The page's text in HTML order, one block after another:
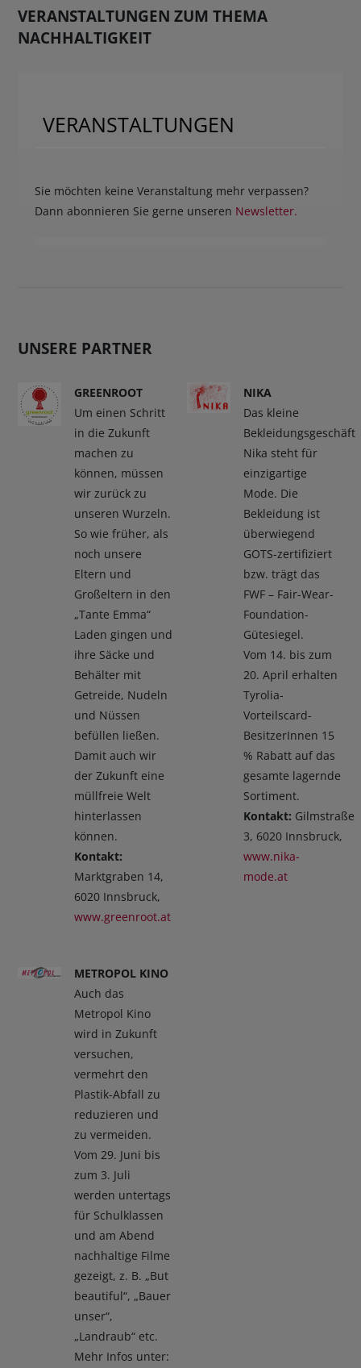
VERANSTALTUNGEN ZUM THEMA
NACHHALTIGKEIT
VERANSTALTUNGEN
Sie möchten keine Veranstaltung mehr verpassen?
Dann abonnieren Sie gerne unseren Newsletter.
UNSERE PARTNER
GREENROOT
Um einen Schritt
in die Zukunft
machen zu
können, müssen
wir zurück zu
unseren Wurzeln.
So wie früher, als
noch unsere
Eltern und
Großeltern in den
„Tante Emma“
Laden gingen und
ihre Säcke und
Behälter mit
Getreide, Nudeln
und Nüssen
befüllen ließen.
Damit auch wir
der Zukunft eine
müllfreie Welt
hinterlassen
können.
Kontakt:
Marktgraben 14,
6020 Innsbruck,
www.greenroot.at
NIKA
Das kleine
Bekleidungsgeschäft
Nika steht für
einzigartige
Mode. Die
Bekleidung ist
überwiegend
GOTS-zertifiziert
bzw. trägt das
FWF – Fair-Wear-
Foundation-
Gütesiegel.
Vom 14. bis zum
20. April erhalten
Tyrolia-
Vorteilscard-
BesitzerInnen 15
% Rabatt auf das
gesamte lagernde
Sortiment.
Kontakt: Gilmstraße
3, 6020 Innsbruck,
www.nika-
mode.at
METROPOL KINO
Auch das
Metropol Kino
wird in Zukunft
versuchen,
vermehrt den
Plastik-Abfall zu
reduzieren und
zu vermeiden.
Vom 29. Juni bis
zum 3. Juli
werden untertags
für Schulklassen
und am Abend
nachhaltige Filme
gezeigt, z. B. „But
beautiful“, „Bauer
unser“,
„Landraub“ etc.
Mehr Infos unter: